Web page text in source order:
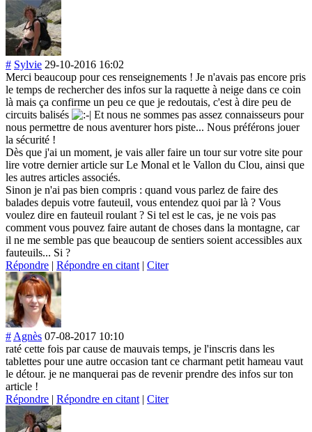
# Sylvie 29-10-2016 16:02
Merci beaucoup pour ces renseignements ! Je n'avais pas encore pris
le temps de rechercher des infos sur la raquette à neige dans ce coin
là mais ça confirme un peu ce que je redoutais, c'est à dire peu de
circuits balisés
Et nous ne sommes pas assez connaisseurs pour
nous permettre de nous aventurer hors piste... Nous préférons jouer
la sécurité !
Dès que j'ai un moment, je vais aller faire un tour sur votre site pour
lire votre dernier article sur Le Monal et le Vallon du Clou, ainsi que
les autres articles associés.
Sinon je n'ai pas bien compris : quand vous parlez de faire des
balades depuis votre fauteuil, vous entendez quoi par là ? Vous
voulez dire en fauteuil roulant ? Si tel est le cas, je ne vois pas
comment vous pouvez faire autant de choses dans la montagne, car
il ne me semble pas que beaucoup de sentiers soient accessibles aux
fauteuils... Si ?
Répondre | Répondre en citant | Citer
# Agnès 07-08-2017 10:10
raté cette fois par cause de mauvais temps, je l'inscris dans les
tablettes pour une autre occasion tant ce charmant petit hameau vaut
le détour. je ne manquerai pas de revenir prendre des infos sur ton
article !
Répondre | Répondre en citant | Citer